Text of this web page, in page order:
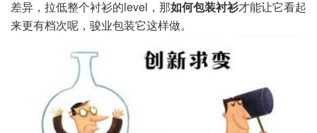
差异，拉低整个衬衫的level，那如何包装衬衫才能让它看起
来更有档次呢，骏业包装它这样做。